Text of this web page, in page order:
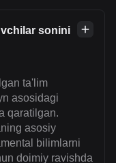
sonini
ta'lim
asosidagi
qaratilgan.
asosiy
bilimlarni
doimiy ravishda